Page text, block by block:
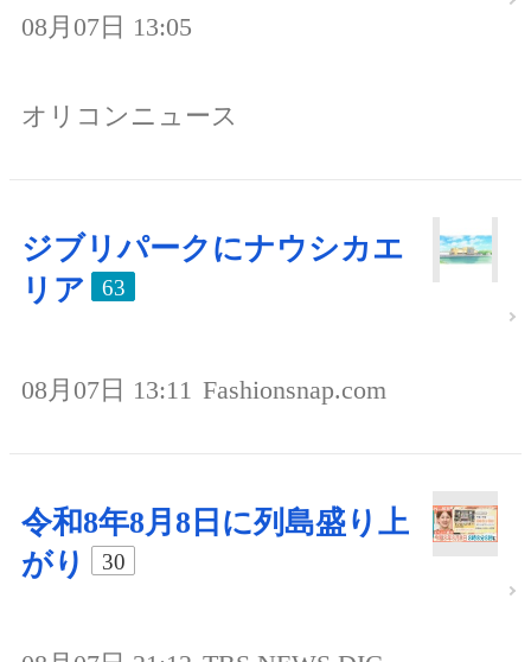
08月07日 13:05
オリコンニュース
ジブリパークにナウシカエ
リア
63
08月07日 13:11 Fashionsnap.com
令和8年8月8日に列島盛り上
がり
30